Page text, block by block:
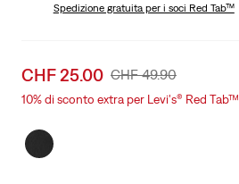
is
Was
Spedizione gratuitaper i soci Red Tab™
Sale
price
CHF 25.00 Original
Price
CHF 49.90
10% di sconto extra per Levi's® Red Tab™